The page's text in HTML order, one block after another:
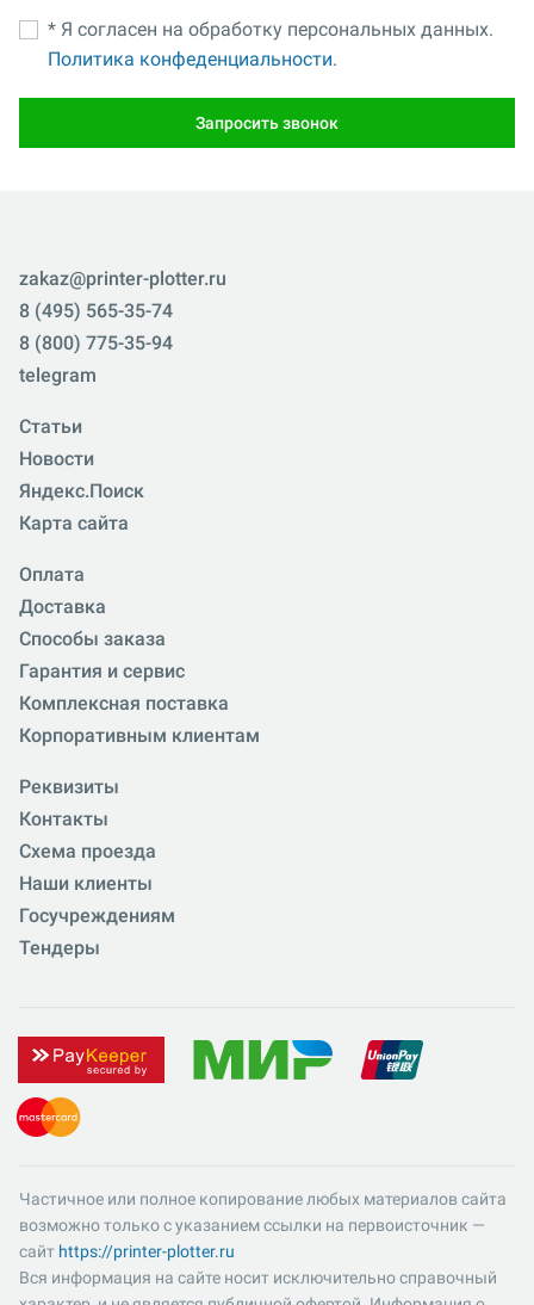
* Я согласен на обработку персональных данных.
Политика конфеденциальности.
Запросить звонок
zakaz@printer-plotter.ru
8 (495) 565-35-74
8 (800) 775-35-94
telegram
Статьи
Новости
Яндекс.Поиск
Карта сайта
Оплата
Доставка
Способы заказа
Гарантия и сервис
Комплексная поставка
Корпоративным клиентам
Реквизиты
Контакты
Схема проезда
Наши клиенты
Госучреждениям
Тендеры
Частичное или полное копирование любых материалов сайта
возможно только с указанием ссылки на первоисточник —
сайт https://printer-plotter.ru
Вся информация на сайте носит исключительно справочный